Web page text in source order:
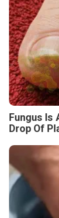
Fungus Is
Drop Of